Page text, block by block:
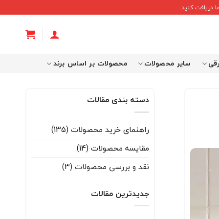
دریافت کنید.
سایر محصولات محصولات بر اساس برند
دسته بندی مقالات
راهنمای خرید محصولات(135)
مقایسه محصولات(14)
نقد و بررسی محصولات(3)
جدیدترین مقالات